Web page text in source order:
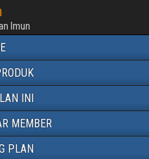
Imun
INI
MEMBER
PLAN